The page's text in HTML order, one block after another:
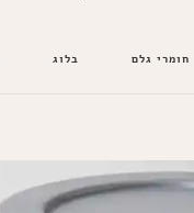
חומרי גלם בלוג